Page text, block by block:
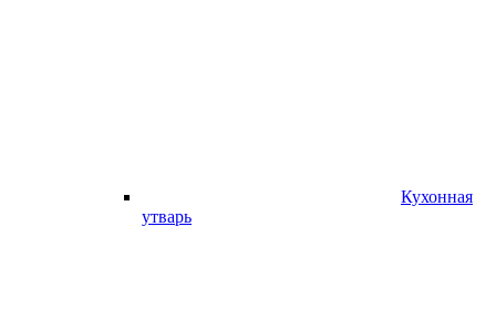
Кухонная
утварь